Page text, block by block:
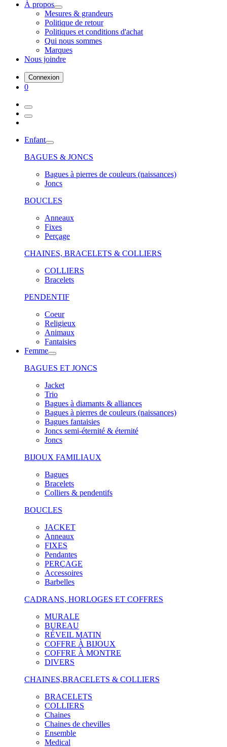
À propos
Mesures & grandeurs
Politique de retour
Politiques et conditions d'achat
Qui nous sommes
Marques
Nous joindre
Connexion
0
Enfant
BAGUES & JONCS
Bagues à pierres de couleurs (naissances)
Joncs
BOUCLES
Anneaux
Fixes
Perçage
CHAINES, BRACELETS & COLLIERS
COLLIERS
Bracelets
PENDENTIF
Coeur
Religieux
Animaux
Fantaisies
Femme
BAGUES ET JONCS
Jacket
Trio
Bagues à diamants & alliances
Bagues à pierres de couleurs (naissances)
Bagues fantaisies
Joncs semi-éternité & éternité
Joncs
BIJOUX FAMILIAUX
Bagues
Bracelets
Colliers & pendentifs
BOUCLES
JACKET
Anneaux
FIXES
Pendantes
PERÇAGE
Accessoires
Barbelles
CADRANS, HORLOGES ET COFFRES
MURALE
BUREAU
RÉVEIL MATIN
COFFRE À BIJOUX
COFFRE À MONTRE
DIVERS
CHAINES,BRACELETS & COLLIERS
BRACELETS
COLLIERS
Chaines
Chaines de chevilles
Ensemble
Medical